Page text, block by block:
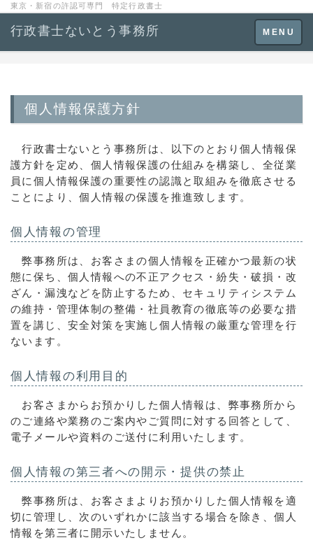
東京・新宿の許認可専門 特定行政書士
Toggle
navigation
MENU
行政書士ないとう事務所
個人情報保護方針
行政書士ないとう事務所は、以下のとおり個人情報保
護方針を定め、個人情報保護の仕組みを構築し、全従業
員に個人情報保護の重要性の認識と取組みを徹底させる
ことにより、個人情報の保護を推進致します。
個人情報の管理
弊事務所は、お客さまの個人情報を正確かつ最新の状
態に保ち、個人情報への不正アクセス・紛失・破損・改
ざん・漏洩などを防止するため、セキュリティシステム
の維持・管理体制の整備・社員教育の徹底等の必要な措
置を講じ、安全対策を実施し個人情報の厳重な管理を行
ないます。
個人情報の利用目的
お客さまからお預かりした個人情報は、弊事務所から
のご連絡や業務のご案内やご質問に対する回答として、
電子メールや資料のご送付に利用いたします。
個人情報の第三者への開示・提供の禁止
弊事務所は、お客さまよりお預かりした個人情報を適
切に管理し、次のいずれかに該当する場合を除き、個人
情報を第三者に開示いたしません。